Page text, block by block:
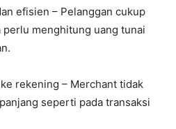
efisien – Pelanggan cukup
perlu menghitung uang tunai
rekening – Merchant tidak
seperti pada transaksi